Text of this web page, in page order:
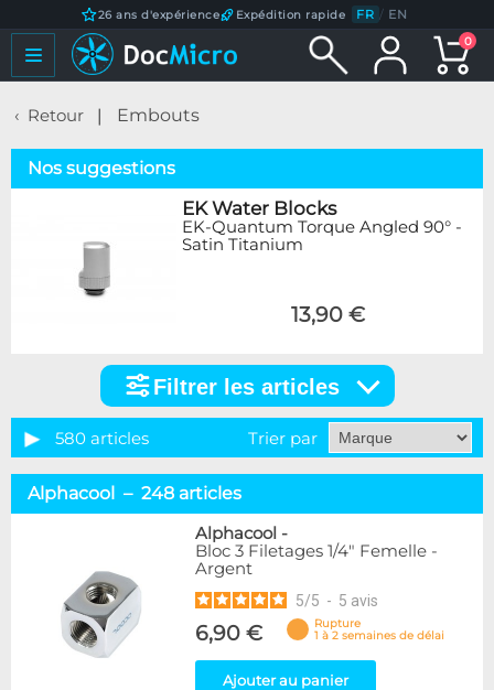
26 ans d'expérience Expédition rapide FR / EN
0
Retour Embouts
Nos suggestions
EK Water Blocks
EK-Quantum Torque Angled 90° -
Satin Titanium
13,90 €
articles
Catégorie
Embouts tuyaux souples
Embouts tubes rigides
110
18
Adaptateurs
338
Marque
Alphacool
52
Filtrer les articles
580 articles Trier par
Alphacool – 248 articles
Alphacool -
Bloc 3 Filetages 1/4" Femelle -
Argent
5/5 - 5 avis
6,90 €
Rupture
1 à 2 semaines de délai
Ajouter au panier